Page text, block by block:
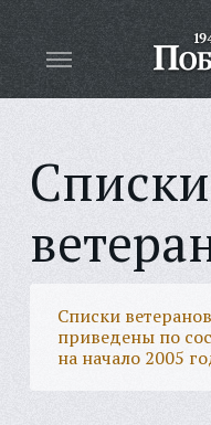
Списки
Списки ветеранов
приведены по
на начало 2005